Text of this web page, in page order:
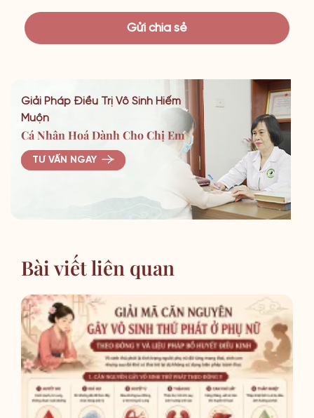
Giải Pháp Điều Trị Vô Sinh Hiếm
Muộn
Cá Nhân Hoá Dành Cho Chị Em
TƯ VẤN NGAY
Bài viết liên quan